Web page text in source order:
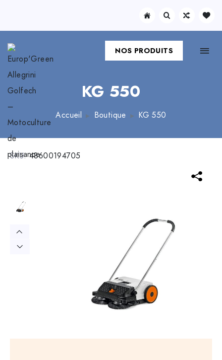
NOS PRODUITS
KG 550
Accueil Boutique KG 550
SKU:48600194705